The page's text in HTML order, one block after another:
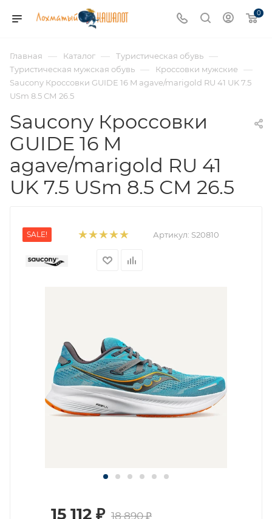
0
Главная — Каталог — Туристическая обувь —
Туристическая мужская обувь — Кроссовки мужские —
Saucony Кроссовки GUIDE 16 M agave/marigold RU 41 UK 7.5
USm 8.5 СМ 26.5
Saucony Кроссовки
GUIDE 16 M
agave/marigold RU 41
UK 7.5 USm 8.5 СМ 26.5
SALE! Артикул: S20810
15 112 ₽ 18 890₽